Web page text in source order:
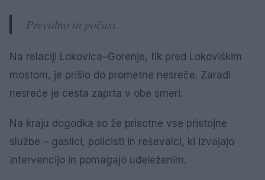
Previdno in počasi.
Na relaciji Lokovica–Gorenje, tik pred Lokoviškim
mostom, je prišlo do prometne nesreče. Zaradi
nesreče je cesta zaprta v obe smeri.
Na kraju dogodka so že prisotne vse pristojne
službe – gasilci, policisti in reševalci, ki izvajajo
intervencijo in pomagajo udeleženim.